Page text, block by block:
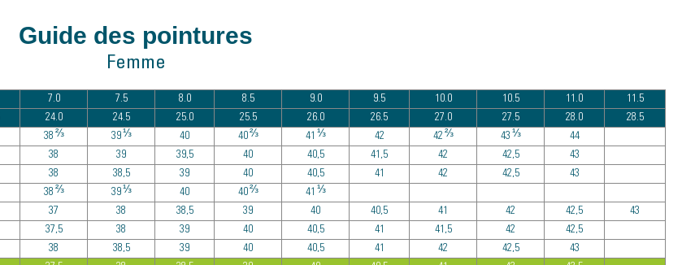
Guide des pointures
Femme
7.0 7.5 8.0 8.5 9.0 9.5 10.0 10.5 11.0
11.5
24.0 24.5 25.0 25.5 26.0 26.5 27.0 27.5 28.0
28.5
38 ⅔ 39⅓ 40 40⅔ 41 ⅓ 42 42 ⅔ 43 ⅓
44
38 39 39,5 40 40,5 41,5 42 42,5
43
38 38,5 39 40 40,5 41 42 42,5
43
38 ⅔ 39⅓ 40 40⅔ 41 ⅓
37 38 38,5 39 40 40,5 41 42 42,5
43
37,5 38 39 40 40,5 41 41,5 42
42,5
38 38,5 39 40 40,5 41 42 42,5
43